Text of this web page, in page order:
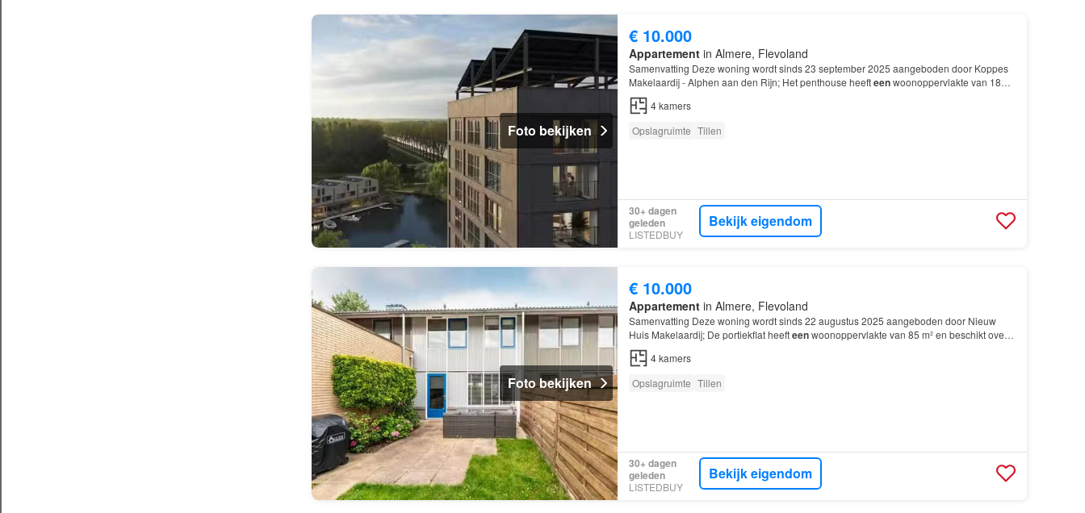
Foto bekijken
€ 10.000
Appartementin Almere, Flevoland
Samenvatting Deze woning wordt sinds 23 september 2025 aangeboden door Koppes
Makelaardij - Alphen aan den Rijn; Het penthouse heefteenwoonoppervlakte van 182
m² en beschikt over 4 kamers, waarvan 3 slaapkamers; De woning i…
4kamers
Opslagruimte Tillen
30+ dagen
geleden
LISTEDBUY
Bekijk eigendom
Foto bekijken
€ 10.000
Appartementin Almere, Flevoland
Samenvatting Deze woning wordt sinds 22 augustus 2025 aangeboden door Nieuw
Huis Makelaardij; De portiekflat heefteenwoonoppervlakte van 85 m² en beschikt over 4
kamers, waarvan 3 slaapkamers; De woning is gebouwd In 2020 e…
4kamers
Opslagruimte Tillen
30+ dagen
geleden
LISTEDBUY
Bekijk eigendom